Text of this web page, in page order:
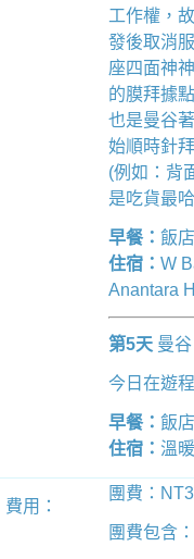
工作權，
發後取消
座四面神
的膜拜據
也是曼谷
始順時針
(例如：背
是吃貨最
早餐： 飯
住宿： W
Anantara
第5天 曼
今日在遊
早餐： 飯
住宿： 溫
費用：
團 費：
團費包含：